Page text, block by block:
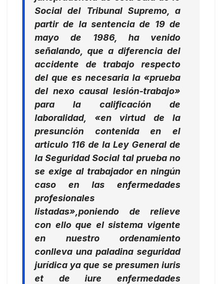
Social del Tribunal Supremo, a
partir de la sentencia de 19 de
mayo de 1986, ha venido
señalando, que a diferencia del
accidente de trabajo respecto
del que es necesaria la «prueba
del nexo causal lesión-trabajo»
para la calificación de
laboralidad, «en virtud de la
presunción contenida en el
articulo 116 de la Ley General de
la Seguridad Social tal prueba no
se exige al trabajador en ningún
caso en las enfermedades
profesionales
listadas», poniendo de relieve
con ello que el sistema vigente
en nuestro ordenamiento
conlleva una paladina seguridad
jurídica ya que se presumen iuris
et de iure enfermedades